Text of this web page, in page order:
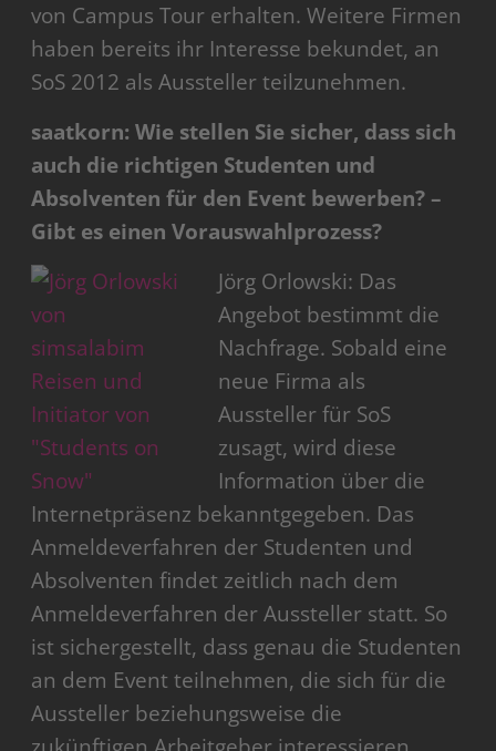
von Campus Tour erhalten. Weitere Firmen
haben bereits ihr Interesse bekundet, an
SoS 2012 als Aussteller teilzunehmen.
saatkorn: Wie stellen Sie sicher, dass sich
auch die richtigen Studenten und
Absolventen für den Event bewerben? –
Gibt es einen Vorauswahlprozess?
Jörg Orlowski: Das
Angebot bestimmt die
Nachfrage. Sobald eine
neue Firma als
Aussteller für SoS
zusagt, wird diese
Information über die
Internetpräsenz bekanntgegeben. Das
Anmeldeverfahren der Studenten und
Absolventen findet zeitlich nach dem
Anmeldeverfahren der Aussteller statt. So
ist sichergestellt, dass genau die Studenten
an dem Event teilnehmen, die sich für die
Aussteller beziehungsweise die